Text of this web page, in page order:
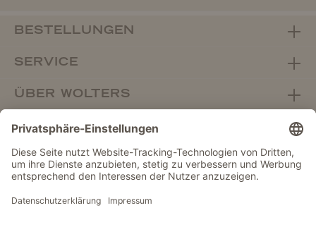
BESTELLUNGEN
SERVICE
ÜBER WOLTERS
FACHHANDEL
Vertrag widerrufen